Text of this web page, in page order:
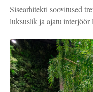
Sisearhitekti soovitused
luksuslik ja ajatu interjöör